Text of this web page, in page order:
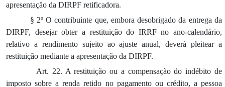
apresentação da DIRPF retificadora.
§ 2º O contribuinte que, embora desobrigado da entrega da
DIRPF, desejar obter a restituição do IRRF no ano-calendário,
relativo a rendimento sujeito ao ajuste anual, deverá pleitear a
restituição mediante a apresentação da DIRPF.
Art. 22. A restituição ou a compensação do indébito de
imposto sobre a renda retido no pagamento ou crédito, a pessoa